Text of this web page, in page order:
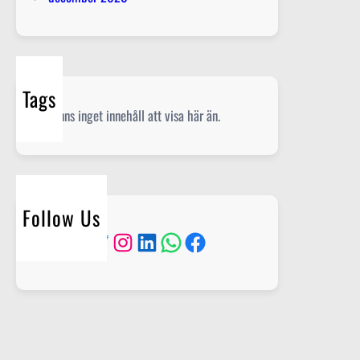
Tags
Det finns inget innehåll att visa här än.
Follow Us
Instagram LinkedIn WhatsApp Facebook